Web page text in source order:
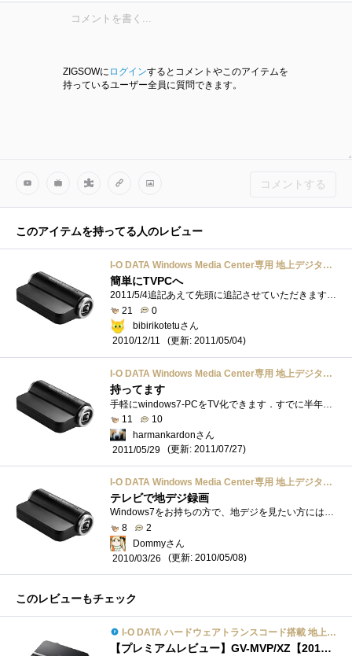
ZIGSOWに ログインするとコメントやこのアイテムを
持っているユーザー全員に質問できます。
コメントする
このアイテムを持ってる人のレビュー
I-O DATA Windows Media Center専用 地上デジタル対応TVキャプチャBOX USBバスパワーモデル GV-MC7/HZ3
簡単にTVPCへ
2011/5/4追記あえて先頭に追記させていただきます。ウィンドウズメディアセンター（WMC）を使っての地デジ視聴が可能なこの製品同時にオンライン...
21
0
bibirikotetuさん
2010/12/11
(更新: 2011/05/04)
I-O DATA Windows Media Center専用 地上デジタル対応TVキャプチャBOX USBバスパワーモデル GV-MC7/HZ3
持ってます
11
10
harmankardonさん
2011/05/29
(更新: 2011/07/27)
I-O DATA Windows Media Center専用 地上デジタル対応TVキャプチャBOX USBバスパワーモデル GV-MC7/HZ3
テレビで地デジ録画
Windows7をお持ちの方で、地デジを見たい方にはオススメできる品ですね。USB式なのでPCIスロットを温存できるのもよし。WindowsMediaCenterによる地デジ...
8
2
Dommyさん
2010/03/26
(更新: 2010/05/08)
このレビューもチェック
I-O DATA ハードウェアトランスコード搭載 地上・BS・110度CSデジタル対応TVキャプチャBOX USB GV-MVP/XZ
【プレミアムレビュー】GV-MVP/XZ【2014/01/03更新】